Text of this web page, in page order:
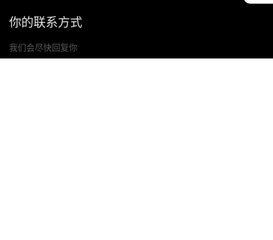
你的联系方式
我们会尽快回复你